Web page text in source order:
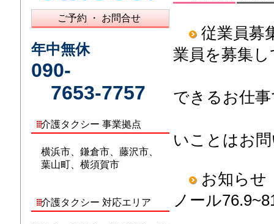
従業員
業員を募集
できるお仕
いことはお
お知ら
ノール
ご予約 ・ お問合せ
年中無休
090-
7653-7757
介護タクシー 事業拠点
横浜市、鎌倉市、藤沢市、
葉山町、横須賀市
介護タクシー 対応エリア